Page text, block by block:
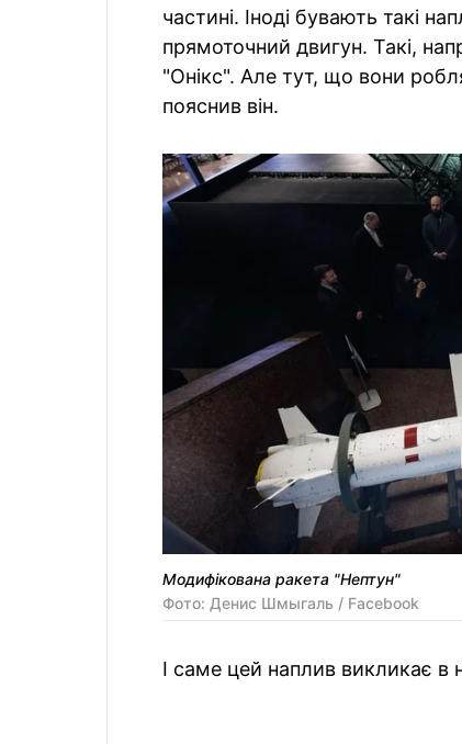
частині. Іноді бувають такі
прямоточний двигун. Такі,
"Онікс". Але тут, що вони
пояснив він.
Модифікована ракета "Нептун"
Фото: Денис Шмыгаль / Facebook
І саме цей наплив викликає в